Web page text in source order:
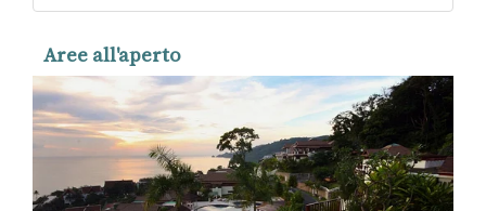
Aree all'aperto